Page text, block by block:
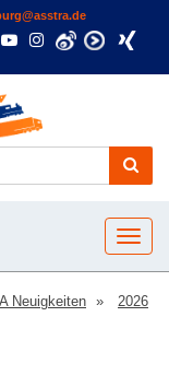
Neuigkeiten
2026